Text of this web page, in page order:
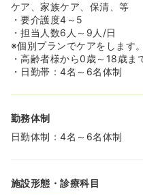
ケア、家族ケア、保清、等
・要介護度4～5
・担当人数6人～9人/日
※個別プランでケアをします。
・高齢者様から0歳～18歳ま
・日勤帯：4名～6名体制
勤務体制
日勤体制：4名～6名体制
施設形態・診療科目